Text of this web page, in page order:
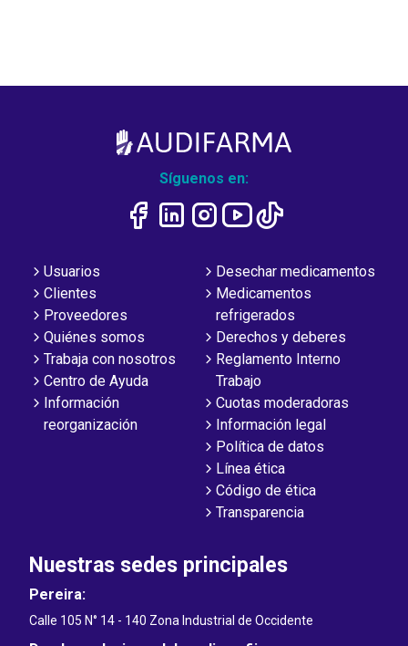
Síguenos en:
Usuarios
Clientes
Proveedores
Quiénes somos
Trabaja con nosotros
Centro de Ayuda
Información
reorganización
Desechar medicamentos
Medicamentos
refrigerados
Derechos y deberes
Reglamento Interno
Trabajo
Cuotas moderadoras
Información legal
Política de datos
Línea ética
Código de ética
Transparencia
Nuestras sedes principales
Pereira:
Calle 105 N° 14 - 140 Zona Industrial de Occidente